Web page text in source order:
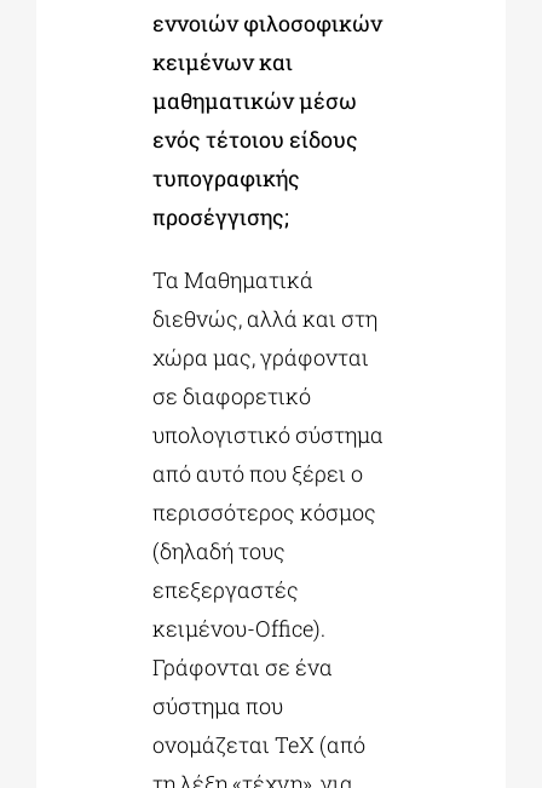
εννοιών φιλοσοφικών
κειμένων και
μαθηματικών μέσω
ενός τέτοιου είδους
τυπογραφικής
προσέγγισης;
Τα Μαθηματικά
διεθνώς, αλλά και στη
χώρα μας, γράφονται
σε διαφορετικό
υπολογιστικό σύστημα
από αυτό που ξέρει ο
περισσότερος κόσμος
(δηλαδή τους
επεξεργαστές
κειμένου-Office).
Γράφονται σε ένα
σύστημα που
ονομάζεται TeX (από